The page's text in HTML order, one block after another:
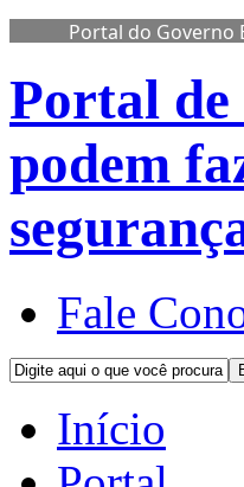
Portal do Governo
Portal
podem
Fale
Início